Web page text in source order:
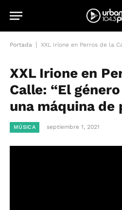
Portada XXL Irione en Perros de la Calle: “El
XXL Irione en
Calle: “El
una máquina de
MÚSICA septiembre 1, 2021